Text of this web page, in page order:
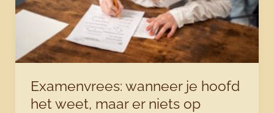
Examenvrees: wanneer je hoofd
het weet, maar er niets op